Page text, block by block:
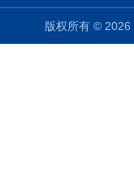
版权所有 ©